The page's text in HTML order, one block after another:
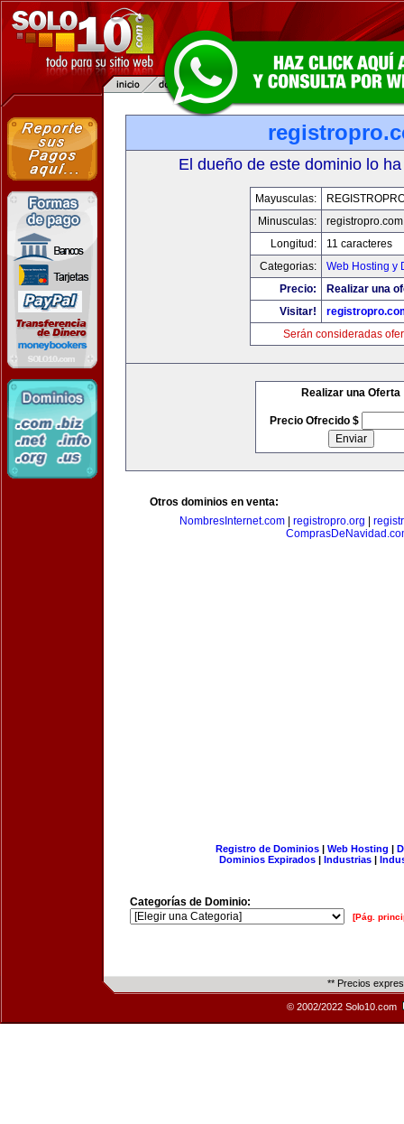
El dueño de este dominio lo
Mayusculas:
Minusculas:
registropro.com
Longitud:
11 caracteres
Categorias:
Web Hosting y
Precio:
Realizar una
Visitar!
Serán consideradas
Realizar una Oferta
Precio Ofrecido $
Otros dominios en venta:
NombresInternet.com
registropro.org
Registro de Dominios| Web Hosting |
Dominios Expirados | Industrias |
Categorías de Dominio:
[Pág.
** Precios
© 2002/2022 Solo10.com